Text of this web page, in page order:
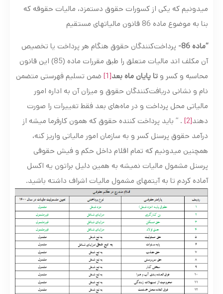
میدونیم که یکی از کسورات حقوق دستمزد، مالیات حقوقه که
بنا به موضوع ماده 86 قانون مالیاتهای مستقیم
“ماده 86-
پرداخت‌کنندگان حقوق هنگام هر پرداخت یا تخصیص
آن مکلف­ اند مالیات متعلق را طبق مقررات ماده (85) این قانون
محاسبه و کسر و‌ تا پایان ماه بعد[1]
ضمن تسلیم فهرستی متضمن
نام و نشانی دریافت‌کنندگان حقوق و میزان آن به اداره امور
مالیاتی محل پرداخت و در ماه‌های بعد فقط ‌تغییرات را صورت
دهند[2]
. ” باید پرداخت کننده حقوق که همون کارفرما میشه از
درآمد حقوق پرسنل کسر و به سازمان امور مالیاتی واریز کنه،
همچنین میدونیم که تمام اقلام داخل حکم و فیش حقوقی
پرسنل مشمول مالیات نمیشه به همین دلیل براتون یه اکسل
آماده کردم تا به آیتمهای مشمول مالیات اشراف داشته باشید.